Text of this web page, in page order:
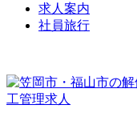
求人案内
社員旅行